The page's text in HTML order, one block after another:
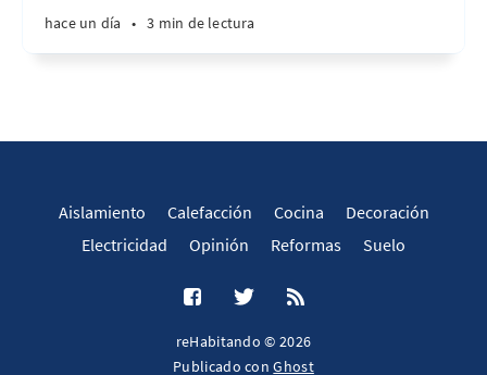
hace un día • 3 min de lectura
Aislamiento Calefacción Cocina
Decoración
Electricidad
Opinión Reformas Suelo
reHabitando © 2026
Publicado conGhost